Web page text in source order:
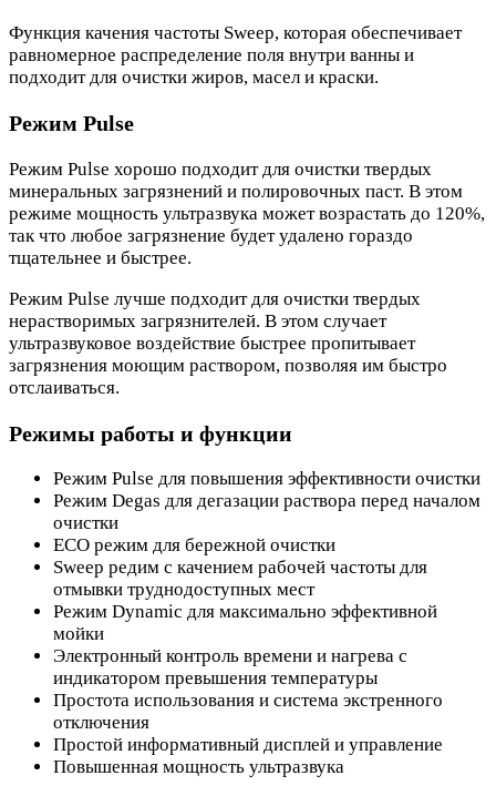
Функция качения частоты Sweep, которая обеспечивает
равномерное распределение поля внутри ванны и
подходит для очистки жиров, масел и краски.
Режим Pulse
Режим Pulse хорошо подходит для очистки твердых
минеральных загрязнений и полировочных паст. В этом
режиме мощность ультразвука может возрастать до 120%,
так что любое загрязнение будет удалено гораздо
тщательнее и быстрее.
Режим Pulse лучше подходит для очистки твердых
нерастворимых загрязнителей. В этом случает
ультразвуковое воздействие быстрее пропитывает
загрязнения моющим раствором, позволяя им быстро
отслаиваться.
Режимы работы и функции
Режим Pulse для повышения эффективности очистки
Режим Degas для дегазации раствора перед началом
очистки
ECO режим для бережной очистки
Sweep редим с качением рабочей частоты для
отмывки труднодоступных мест
Режим Dynamic для максимально эффективной
мойки
Электронный контроль времени и нагрева с
индикатором превышения температуры
Простота использования и система экстренного
отключения
Простой информативный дисплей и управление
Повышенная мощность ультразвука